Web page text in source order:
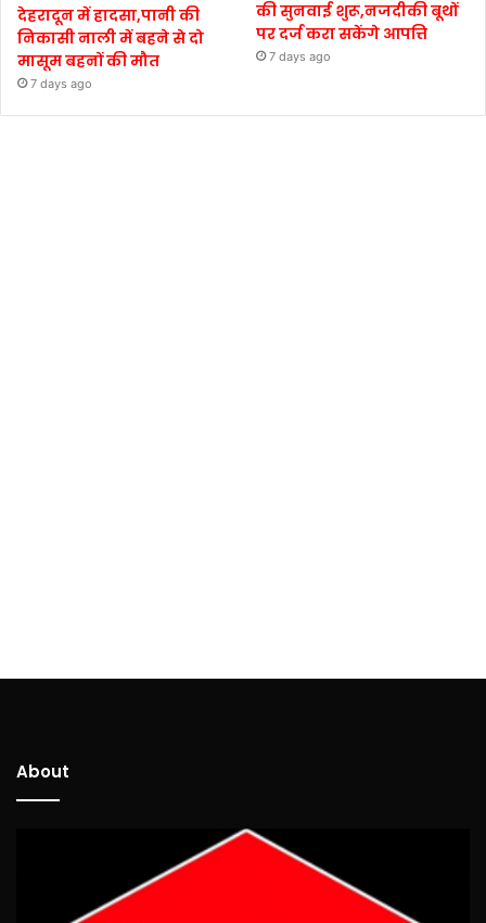
देहरादून में हादसा,पानी की
निकासी नाली में बहने से दो
मासूम बहनों की मौत
7 days ago
की सुनवाई शुरू,नजदीकी बूथों
पर दर्ज करा सकेंगे आपत्ति
7 days ago
About